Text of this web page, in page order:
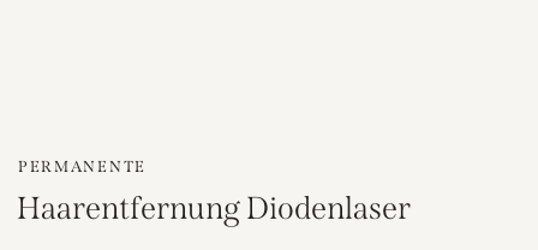
PERMANENTE
Haarentfernung Diodenlaser